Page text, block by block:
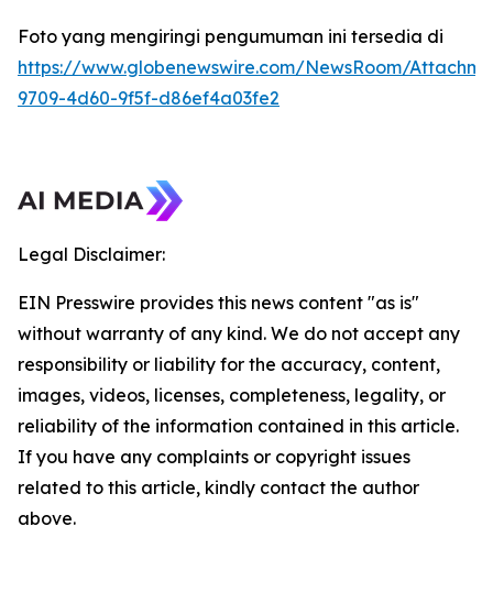
Foto yang mengiringi pengumuman ini tersedia di
https://www.globenewswire.com/NewsRoom/
9709-4d60-9f5f-d86ef4a03fe2
Legal Disclaimer:
EIN Presswire provides this news content "as is"
without warranty of any kind. We do not accept any
responsibility or liability for the accuracy, content,
images, videos, licenses, completeness, legality, or
reliability of the information contained in this article.
If you have any complaints or copyright issues
related to this article, kindly contact the author
above.